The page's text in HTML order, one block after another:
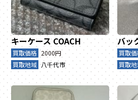
キーケースCOACH
買取価格 2000円
買取地域 八千代市
バッ
買取
買取